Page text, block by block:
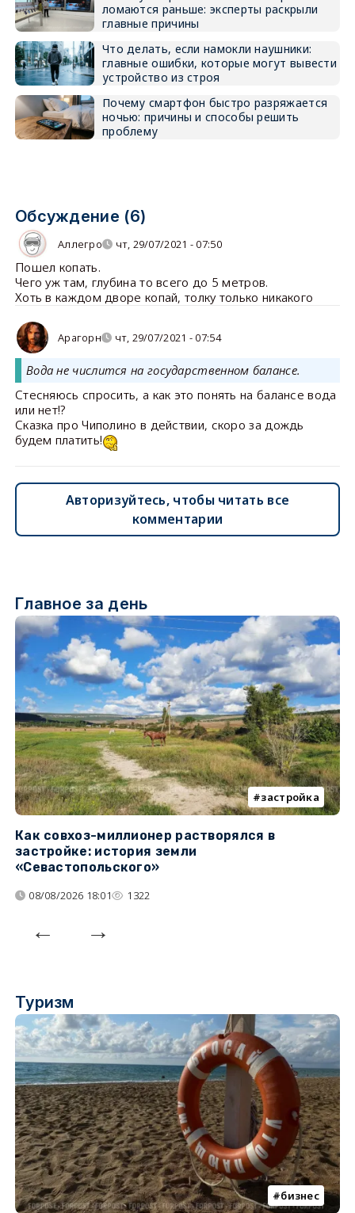
ломаются раньше: эксперты раскрыли
главные причины
Что делать, если намокли наушники:
главные ошибки, которые могут вывести
устройство из строя
Почему смартфон быстро разряжается
ночью: причины и способы решить
проблему
Обсуждение (6)
Аллегро чт, 29/07/2021 - 07:50
Пошел копать.
Чего уж там, глубина то всего до 5 метров.
Хоть в каждом дворе копай, толку только никакого
Арагорн чт, 29/07/2021 - 07:54
Вода не числится на государственном балансе.
Стесняюсь спросить, а как это понять на балансе вода
или нет!?
Сказка про Чиполино в действии, скоро за дождь
будем платить!
Авторизуйтесь, чтобы читать все
комментарии
Главное за день
застройка
Как совхоз-миллионер растворялся в
застройке: история земли
«Севастопольского»
08/08/2026 18:01 1322
Туризм
бизнес